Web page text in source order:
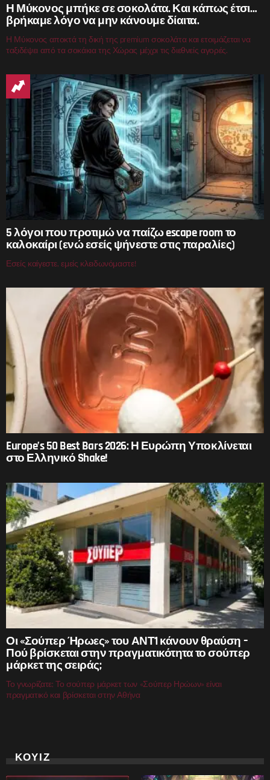
Η Μύκονος μπήκε σε σοκολάτα. Και κάπως έτσι…
βρήκαμε λόγο να μην κάνουμε δίαιτα.
Η Μύκονος αποκτά τη δική της premium σοκολάτα και ετοιμάζεται να
ταξιδέψει από τα σοκάκια της Χώρας μέχρι τις διεθνείς αγορές.
5 λόγοι που προτιμώ να παίζω escape room το
καλοκαίρι (ενώ εσείς ψήνεστε στις παραλίες)
Εσείς καίγεστε, εμείς κλειδωνόμαστε!
Europe’s 50 Best Bars 2026: Η Ευρώπη Υποκλίνεται
στο Ελληνικό Shake!
Οι «Σούπερ Ήρωες» του ΑΝΤ1 κάνουν θραύση –
Πού βρίσκεται στην πραγματικότητα το σούπερ
μάρκετ της σειράς;
Το γνωρίζατε; Το σούπερ μάρκετ των «Σούπερ Ηρώων» είναι
πραγματικό και βρίσκεται στην Αθήνα
ΚΟΥΙΖ